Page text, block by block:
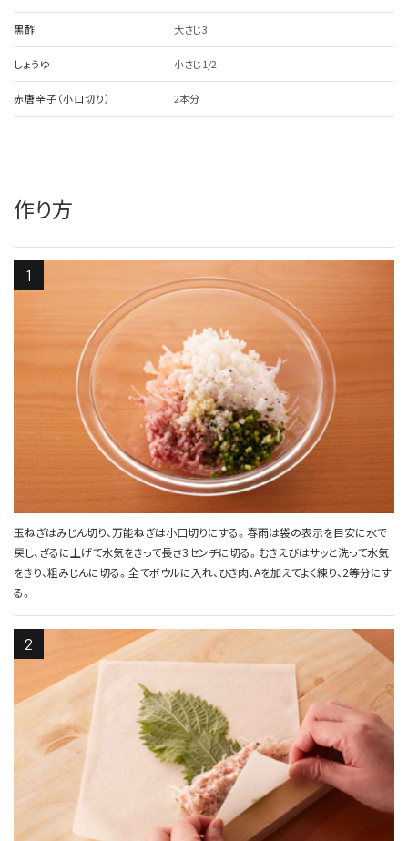
黒酢 大さじ3
しょうゆ 小さじ1/2
赤唐辛子（小口切り） 2本分
作り方
玉ねぎはみじん切り、万能ねぎは小口切りにする。春雨は袋の表示を目安に水で
戻し、ざるに上げて水気をきって長さ3センチに切る。むきえびはサッと洗って水気
をきり、粗みじんに切る。全てボウルに入れ、ひき肉、Aを加えてよく練り、2等分にす
る。